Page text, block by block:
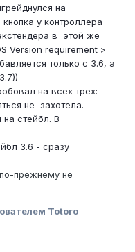
на
у контроллера
в этой же
Version requirement >=
только с 3.6, а
на всех трех:
не захотела.
стейбл. В
3.6 - сразу
прежнему не
Totoro